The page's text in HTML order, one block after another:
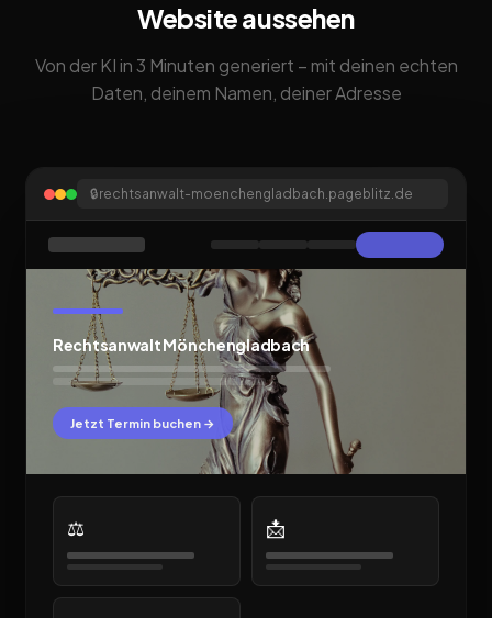
Website aussehen
Von der KI in 3 Minuten generiert – mit deinen echten
Daten, deinem Namen, deiner Adresse
🔒rechtsanwalt-moenchengladbach.pageblitz.de
Rechtsanwalt Mönchengladbach
Jetzt Termin buchen →
⚖️ 📩